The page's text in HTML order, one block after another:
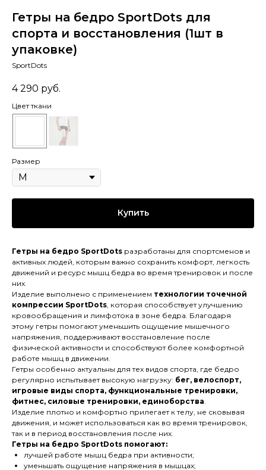
Гетры на бедро SportDots для
спорта и восстановления (1шт в
упаковке)
SportDots
4 290 руб.
Цвет ткани
Размер
Купить
Гетры на бедро SportDots разработаны для спортсменов и
активных людей, которым важно сохранить комфорт, легкость
движений и ресурс мышц бедра во время тренировок и после
них.
Изделие выполнено с применением технологии точечной
компрессии SportDots , которая способствует улучшению
кровообращения и лимфотока в зоне бедра. Благодаря
этому гетры помогают уменьшить ощущение мышечного
напряжения, поддерживают восстановление после
физической активности и способствуют более комфортной
работе мышц в движении.
Гетры особенно актуальны для тех видов спорта, где бедро
регулярно испытывает высокую нагрузку: бег, велоспорт,
игровые виды спорта, функциональные тренировки,
фитнес, силовые тренировки, единоборства
Изделие плотно и комфортно прилегает к телу, не сковывая
движения, и может использоваться как во время тренировок,
так и в период восстановления после них.
Гетры на бедро SportDots помогают:
лучшей работе мышц бедра при активности;
уменьшать ощущение напряжения в мышцах;